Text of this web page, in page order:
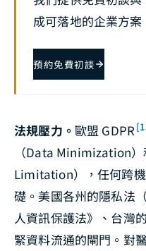
成可落地的企業方案
預約免費初談
法規壓力。 歐盟 GDPR
（Data Minimization
Limitation），任何跨
礎。美國各州的隱私法
人資訊保護法》、台灣
緊資料流通的閘門。對